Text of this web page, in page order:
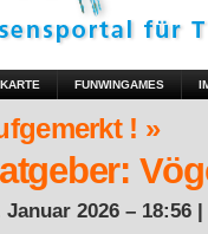
FUNWINGAMES
! »
Januar 2026 – 18:56 |